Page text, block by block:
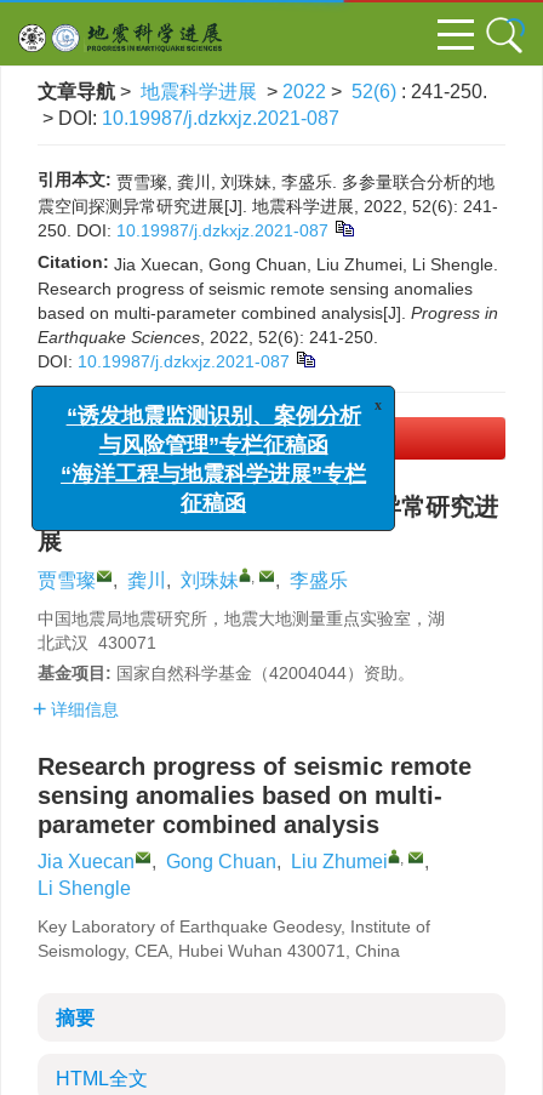
文章导航 > 地震科学进展 > 2022 > 52(6) : 241-250.
> DOI: 10.19987/j.dzkxjz.2021-087
引用本文: 贾雪璨, 龚川, 刘珠妹, 李盛乐. 多参量联合分析的地
震空间探测异常研究进展[J]. 地震科学进展, 2022, 52(6): 241-
250. DOI: 10.19987/j.dzkxjz.2021-087
Citation: Jia Xuecan, Gong Chuan, Liu Zhumei, Li Shengle.
Research progress of seismic remote sensing anomalies
based on multi-parameter combined analysis[J]. Progress in
Earthquake Sciences , 2022, 52(6): 241-250.
DOI: 10.19987/j.dzkxjz.2021-087
PDF下载(3711 KB)
多参量联合分析的地震空间探测异常研究进
展
贾雪璨 , 龚川 , 刘珠妹 , , 李盛乐
中国地震局地震研究所，地震大地测量重点实验室，湖
北武汉 430071
基金项目: 国家自然科学基金（42004044）资助。
详细信息
Research progress of seismic remote
sensing anomalies based on multi-
parameter combined analysis
Jia Xuecan , Gong Chuan, Liu Zhumei ,
,
Li Shengle
Key Laboratory of Earthquake Geodesy, Institute of
Seismology, CEA, Hubei Wuhan 430071, China
摘要
HTML全文
“诱发地震监测识别、案例分析
与风险管理”专栏征稿函
“海洋工程与地震科学进展”专栏
征稿函